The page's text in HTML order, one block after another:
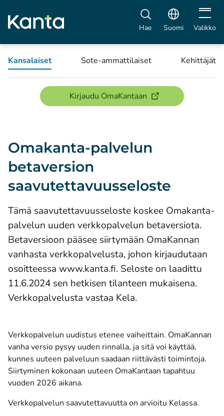
Hae Suomi Avaa
Valikko
Kansalaiset Sote-ammattilaiset Kehittäjät
Kirjaudu OmaKantaan(avautuu uuteen
Omakanta-palvelun
betaversion
saavutettavuusseloste
Tämä saavutettavuusseloste koskee Omakanta-
palvelun uuden verkkopalvelun betaversiota.
Betaversioon pääsee siirtymään OmaKannan
vanhasta verkkopalvelusta, johon kirjaudutaan
osoitteessa www.kanta.fi. Seloste on laadittu
11.6.2024 sen hetkisen tilanteen mukaisena.
Verkkopalvelusta vastaa Kela.
Verkkopalvelun uudistus etenee vaiheittain. OmaKannan
vanha versio pysyy uuden rinnalla, ja sitä voi käyttää,
kunnes uuteen palveluun saadaan riittävästi toimintoja.
Siirtyminen kokonaan uuteen OmaKantaan tapahtuu
vuoden 2026 aikana.
Verkkopalvelun saavutettavuutta on arvioitu Kelassa.